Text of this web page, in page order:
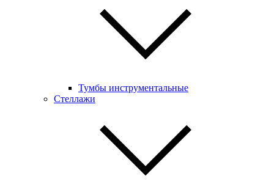
Тумбы инструментальные
Стеллажи